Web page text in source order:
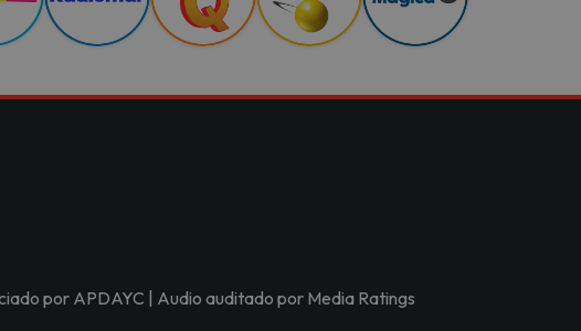
por APDAYC | Audio auditado por Media Ratings